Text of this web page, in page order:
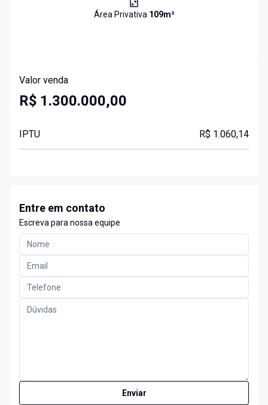
Área Privativa 109m²
Valor venda
R$ 1.300.000,00
IPTU R$ 1.060,14
Entre em contato
Escreva para nossa equipe
Enviar